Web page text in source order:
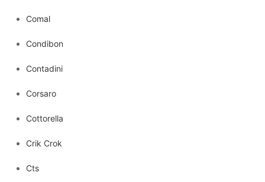
Comal
Condibon
Contadini
Corsaro
Cottorella
Crik Crok
Cts